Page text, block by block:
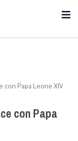
con Papa Leone XIV
con Papa